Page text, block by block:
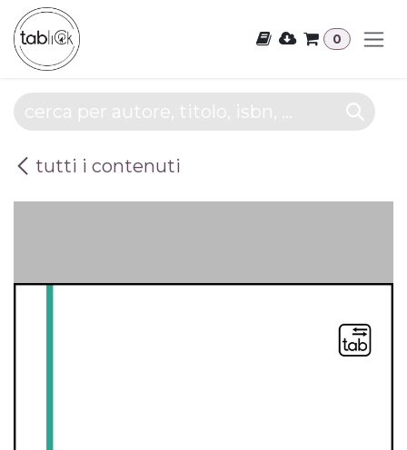
Passa al contenuto
0
tutti i contenuti